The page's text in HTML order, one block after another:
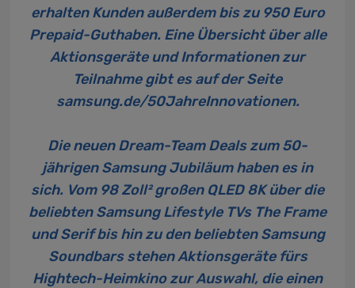
erhalten Kunden außerdem bis zu 950 Euro
Prepaid-Guthaben. Eine Übersicht über alle
Aktionsgeräte und Informationen zur
Teilnahme gibt es auf der Seite
samsung.de/50JahreInnovationen.
Die neuen Dream-Team Deals zum 50-
jährigen Samsung Jubiläum haben es in
sich. Vom 98 Zoll² großen QLED 8K über die
beliebten Samsung Lifestyle TVs The Frame
und Serif bis hin zu den beliebten Samsung
Soundbars stehen Aktionsgeräte fürs
Hightech-Heimkino zur Auswahl, die einen